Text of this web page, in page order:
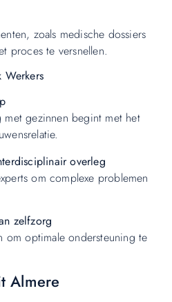
zoals medische dossiers
proces te versnellen.
Werkers
met gezinnen begint met het
overleg
om complexe problemen
zelfzorg
optimale ondersteuning te
Almere